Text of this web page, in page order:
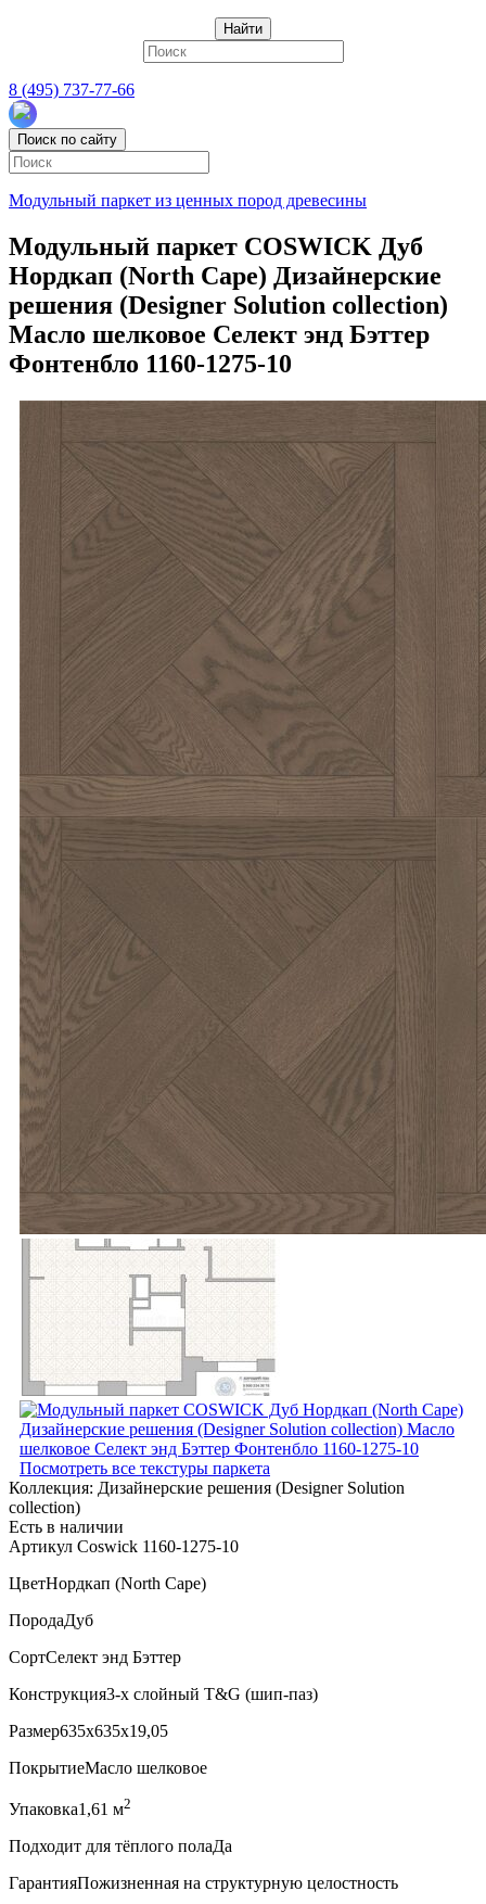
Найти
8 (495) 737-77-66
Поиск по сайту
Модульный паркет из ценных пород древесины
Модульный паркет COSWICK Дуб
Нордкап (North Cape) Дизайнерские
решения (Designer Solution collection)
Масло шелковое Селект энд Бэттер
Фонтенбло 1160-1275-10
Посмотреть все текстуры паркета
Коллекция: Дизайнерские решения (Designer Solution
collection)
Есть в наличии
Артикул Coswick 1160-1275-10
ЦветНордкап (North Cape)
ПородаДуб
СортСелект энд Бэттер
Конструкция3-х слойный T&G (шип-паз)
Размер635x635x19,05
ПокрытиеМасло шелковое
Упаковка1,61 м2
Подходит для тёплого полаДа
ГарантияПожизненная на структурную целостность